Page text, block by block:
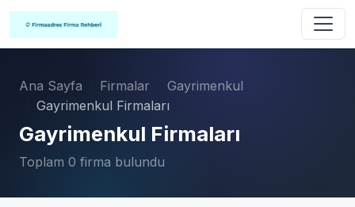
Ana Sayfa Firmalar
Gayrimenkul
Gayrimenkul Firmaları
Gayrimenkul Firmaları
Toplam 0 firma bulundu